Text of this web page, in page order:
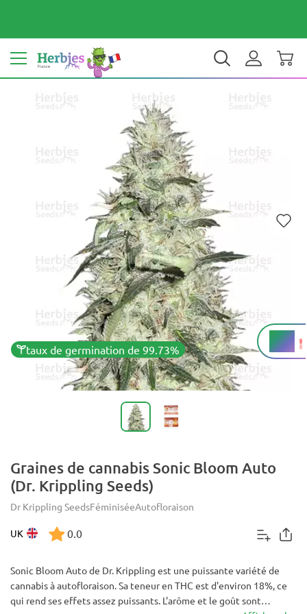
Votre pays : France € EUR FR
taux de germination de 99.73%
18%
THC
Graines de cannabis Sonic Bloom Auto
(Dr. Krippling Seeds)
Dr Krippling SeedsFéminiséeAutofloraison
UK 0.0
Sonic Bloom Auto de Dr. Krippling est une puissante variété de
cannabis à autofloraison. Sa teneur en THC est d'environ 18%, ce
qui rend ses effets assez puissants. L'arôme et le goût sont